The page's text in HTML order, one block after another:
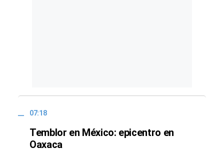
07:18
Temblor en México: epicentro en
Oaxaca